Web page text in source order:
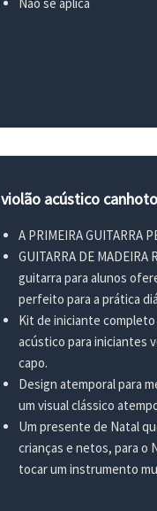
violão acústico canhoto
A PRIMEIRA GUITARRA
GUITARRA DE
guitarra para alunos
perfeito para a prática
Kit de iniciante completo
acústico para iniciantes
capo.
Design atemporal para
um visual clássico
Um presente de Natal
crianças e netos, para o
tocar um instrumento